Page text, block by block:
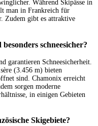
Während Skipässe in
man in Frankreich für
Zudem gibt es attraktive
schneesicher?
garantieren Schneesicherheit.
(3.456 m) bieten
sind. Chamonix erreicht
sorgen moderne
in einigen Gebieten
Skigebiete?